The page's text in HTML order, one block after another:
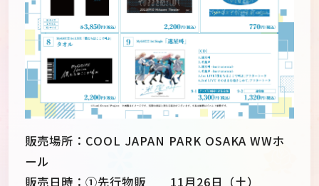
販売場所：COOL JAPAN PARK OSAKA WWホ
ール
販売日時：①先行物販 11月26日（土）